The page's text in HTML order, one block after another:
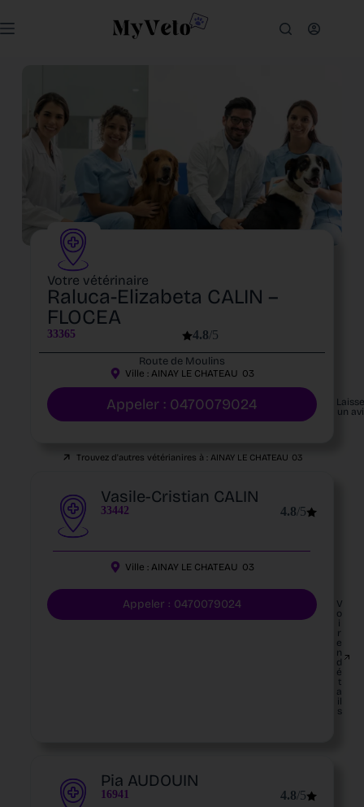
Votre vétérinaire
Raluca-Elizabeta CALIN –
FLOCEA
33365 4.8/5
Route de Moulins
Ville : AINAY LE CHATEAU 03
Appeler : 0470079024
un
Trouvez d'autres vétérianires à : AINAY LE CHATEAU 03
Vasile-Cristian CALIN
33442 4.8/5
Ville : AINAY LE CHATEAU 03
Appeler : 0470079024
V
o
i
r
e
n
d
é
t
a
il
s
Pia AUDOUIN
16941 4.8/5